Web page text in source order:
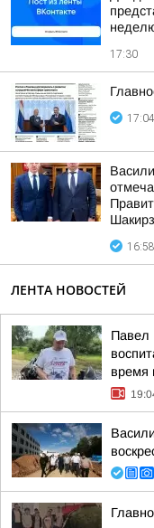
17:30
17:04
16:58
ЛЕНТА НОВОСТЕЙ
Павел
время